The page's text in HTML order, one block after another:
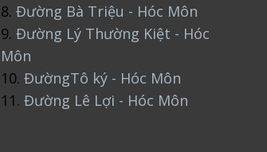
8. Đường Bà Triệu - Hóc Môn
9. Đường Lý Thường Kiệt - Hóc
Môn
10. ĐườngTô ký - Hóc Môn
11. Đường Lê Lợi - Hóc Môn